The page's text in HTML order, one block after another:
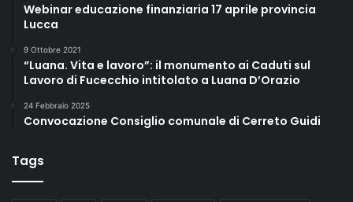
Webinar educazione finanziaria 17 aprile provincia
Lucca
9 Ottobre 2021
“Luana. Vita e lavoro”: il monumento ai Caduti sul
Lavoro di Fucecchio intitolato a Luana D’Orazio
24 Febbraio 2025
Convocazione Consiglio comunale di Cerreto Guidi
Tags